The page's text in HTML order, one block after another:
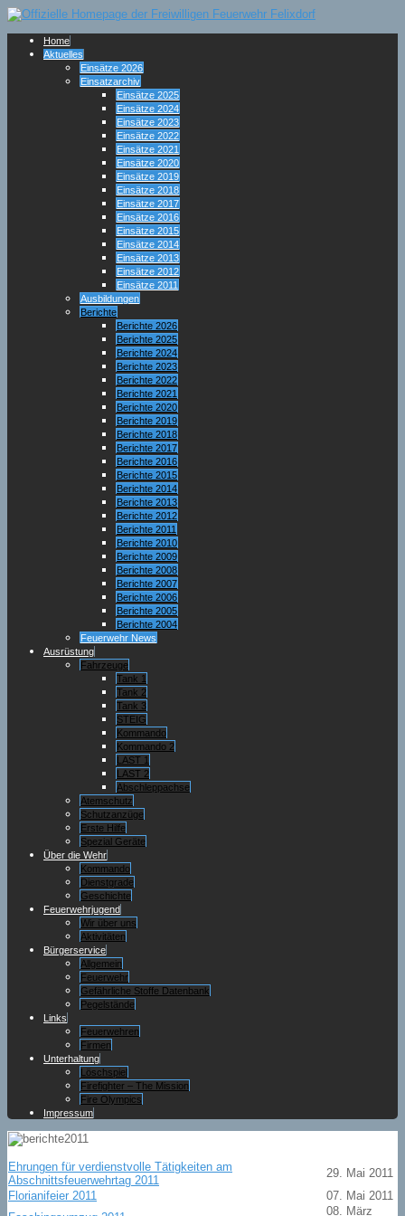
Home
Aktuelles
Einsätze 2026
Einsatzarchiv
Einsätze 2025
Einsätze 2024
Einsätze 2023
Einsätze 2022
Einsätze 2021
Einsätze 2020
Einsätze 2019
Einsätze 2018
Einsätze 2017
Einsätze 2016
Einsätze 2015
Einsätze 2014
Einsätze 2013
Einsätze 2012
Einsätze 2011
Ausbildungen
Berichte
Berichte 2026
Berichte 2025
Berichte 2024
Berichte 2023
Berichte 2022
Berichte 2021
Berichte 2020
Berichte 2019
Berichte 2018
Berichte 2017
Berichte 2016
Berichte 2015
Berichte 2014
Berichte 2013
Berichte 2012
Berichte 2011
Berichte 2010
Berichte 2009
Berichte 2008
Berichte 2007
Berichte 2006
Berichte 2005
Berichte 2004
Feuerwehr News
Ausrüstung
Fahrzeuge
Tank 1
Tank 2
Tank 3
STEIG
Kommando
Kommando 2
LAST 1
LAST 2
Abschleppachse
Atemschutz
Schutzanzüge
Erste Hilfe
Spezial Geräte
Über die Wehr
Kommando
Dienstgrade
Geschichte
Feuerwehrjugend
Wir über uns
Aktivitäten
Bürgerservice
Allgemein
Feuerwehr
Gefährliche Stoffe Datenbank
Pegelstände
Links
Feuerwehren
Firmen
Unterhaltung
Löschspiel
Firefighter – The Mission
Fire Olympics
Impressum
Ehrungen für verdienstvolle Tätigkeiten am
Abschnittsfeuerwehrtag 2011
29. Mai 2011
Florianifeier 2011
07. Mai 2011
08. März